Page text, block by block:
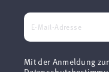
Mit der Anmeldung